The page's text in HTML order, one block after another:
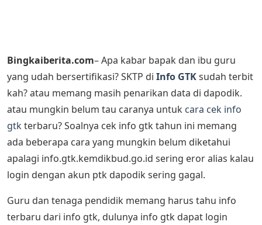
Bingkaiberita.com– Apa kabar bapak dan ibu guru
yang udah bersertifikasi? SKTP di Info GTKsudah terbit
kah? atau memang masih penarikan data di dapodik.
atau mungkin belum tau caranya untuk cara cek info
gtkterbaru? Soalnya cek info gtk tahun ini memang
ada beberapa cara yang mungkin belum diketahui
apalagi info.gtk.kemdikbud.go.id sering eror alias kalau
login dengan akun ptk dapodik sering gagal.
Guru dan tenaga pendidik memang harus tahu info
terbaru dari info gtk, dulunya info gtk dapat login